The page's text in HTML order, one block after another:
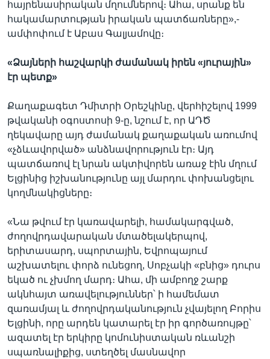
հայրենասիրական մղումներով։ Ահա, սրանք են
հակամարտության իրական պատճառները»,-
ամփոփում է Աբաս Գալյամովը։
«Ձայների հաշվարկի ժամանակ իրեն «յուրային»
էր պետք»
Քաղաքագետ Դմիտրի Օրեշկինը, վերհիշելով 1999
թվականի օգոստոսի 9-ը, նշում է, որ ԱԴԾ
ղեկավարը այդ ժամանակ քաղաքական առումով
«չձևավորված» անձնավորություն էր։ Այդ
պատճառով էլ նրան ակտիվորեն առաջ էին մղում
Ելցինից իշխանությունը այլ մարդու փոխանցելու
կողմնակիցները։
«Նա թվում էր կառավարելի, համակարգված,
ժողովրդավարական մտածելակերպով,
երիտասարդ, սպորտային, Եվրոպայում
աշխատելու փորձ ունեցող, Սոբչակի «բնից» դուրս
եկած ու չխմող մարդ։ Ահա, մի ամբողջ շարք
ակնհայտ առավելություններ՝ ի համեմատ
զառամյալ և ժողովրդականություն չվայելող Բորիս
Ելցինի, որը արդեն կատարել էր իր գործառույթը՝
ազատել էր երկիրը կոմունիստական ռևանշի
սպառնալիքից, ստեղծել մասնավոր